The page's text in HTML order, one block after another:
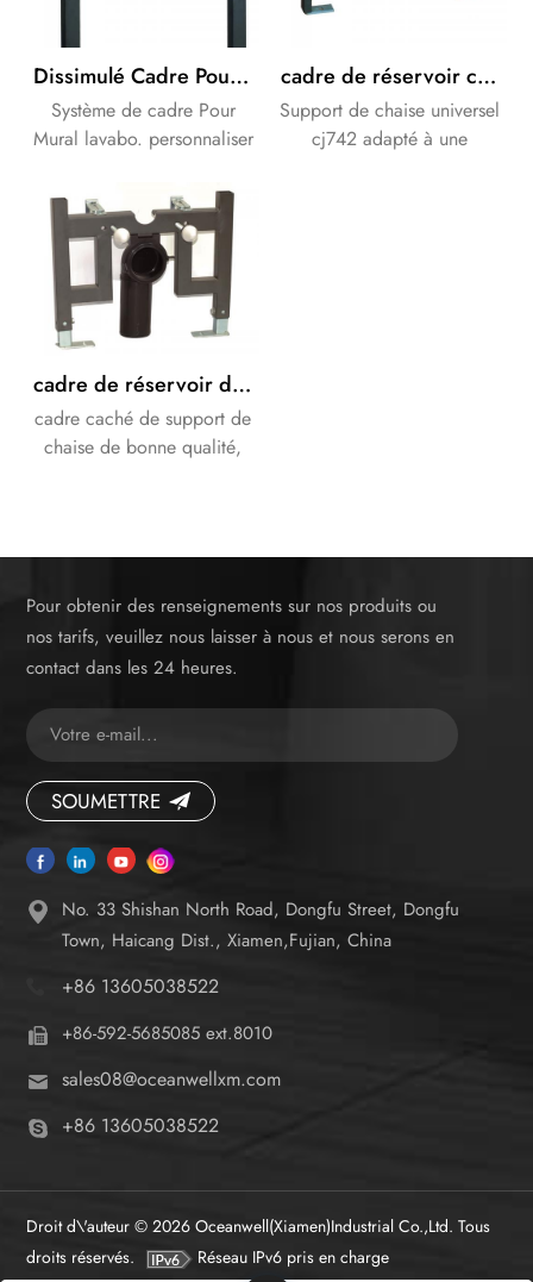
Dissimulé Cadre Pour Mural lavabo
Système de cadre Pour
Mural lavabo. personnaliser
cadre de réservoir caché universel de soutien de chaise
Support de chaise universel
cj742 adapté à une
cadre de réservoir de chasse universel à accrocher au mur
cadre caché de support de
chaise de bonne qualité,
Pour obtenir des renseignements sur nos produits ou
nos tarifs, veuillez nous laisser à nous et nous serons en
contact dans les 24 heures.
SOUMETTRE
No. 33 Shishan North Road, Dongfu Street, Dongfu
Town, Haicang Dist., Xiamen,Fujian, China
+86 13605038522
+86-592-5685085 ext.8010
sales08@oceanwellxm.com
+86 13605038522
Droit d\'auteur © 2026 Oceanwell(Xiamen)Industrial Co.,Ltd. Tous
droits réservés.
Réseau IPv6 pris en charge